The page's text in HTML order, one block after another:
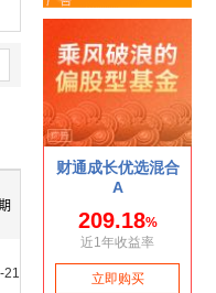
21